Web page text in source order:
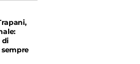
di